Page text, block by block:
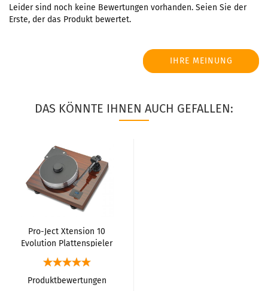
Leider sind noch keine Bewertungen vorhanden. Seien Sie der
Erste, der das Produkt bewertet.
IHRE MEINUNG
DAS KÖNNTE IHNEN AUCH GEFALLEN:
Pro-Ject Xtension 10
Evolution Plattenspieler
Produktbewertungen